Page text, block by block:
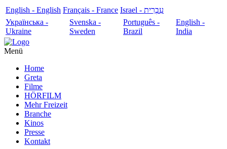
English - English Français - France
עִבְרִית - Israel
Українська -
Ukraine
Svenska -
Sweden
Português -
Brazil
English -
India
Menü
Home
Greta
Filme
HÖRFILM
Mehr Freizeit
Branche
Kinos
Presse
Kontakt